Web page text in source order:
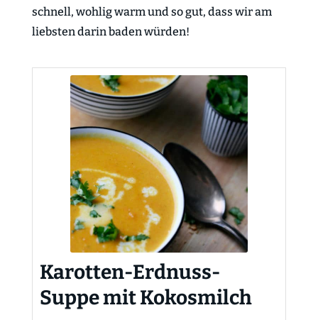
schnell, wohlig warm und so gut, dass wir am
liebsten darin baden würden!
Karotten-Erdnuss-
Suppe mit Kokosmilch